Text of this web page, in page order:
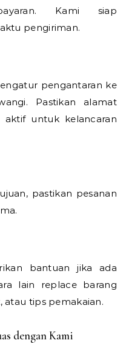
Kami siap
pengiriman.
pengantaran ke
Pastikan alamat
untuk kelancaran
pastikan pesanan
bantuan jika ada
lain replace barang
atau tips pemakaian.
dengan Kami